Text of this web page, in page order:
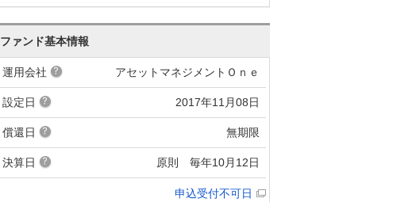
ファンド基本情報
運用会社 アセットマネジメントＯｎｅ
設定日 2017年11月08日
償還日 無期限
決算日 原則 毎年10月12日
申込受付不可日